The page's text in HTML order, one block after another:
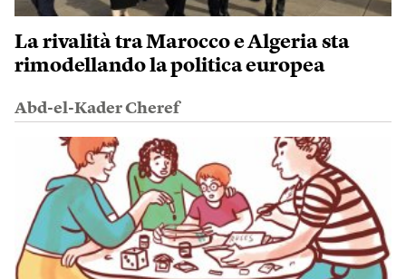
La rivalità tra Marocco e Algeria sta
rimodellando la politica europea
Abd-el-Kader Cheref